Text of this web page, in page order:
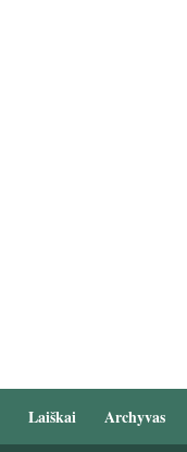
Laiškai Archyvas